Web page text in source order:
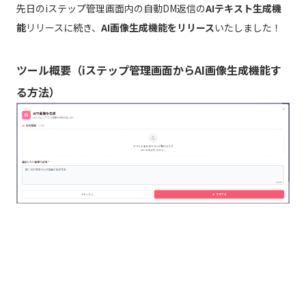
先日のiステップ管理画面内の自動DM返信のAIテキスト生成機
能リリースに続き、 AI画像生成機能をリリースいたしました！
ツール概要（iステップ管理画面からAI画像生成機能す
る方法）